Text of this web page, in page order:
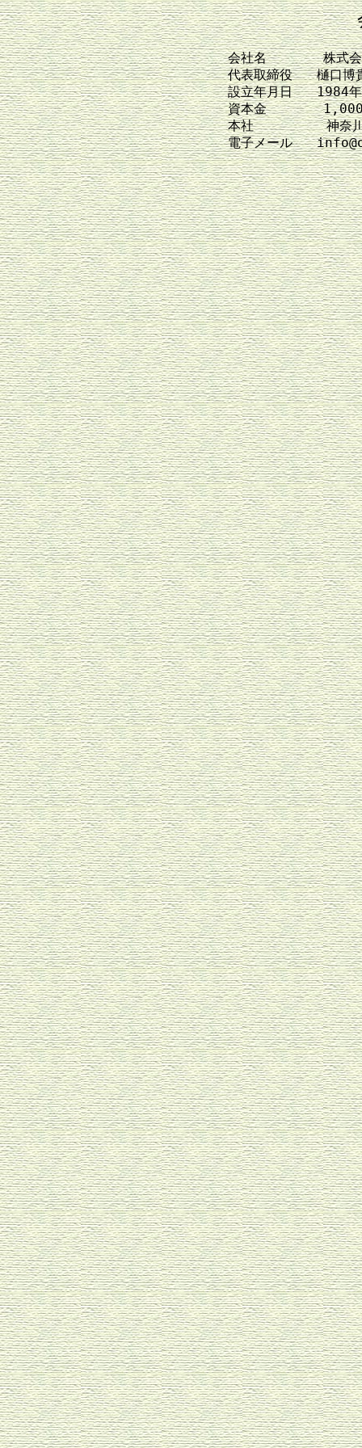
会社名       株式会
代表取締役   樋口博
設立年月日   1984
資本金       1,000
本社         神奈川
電子メール